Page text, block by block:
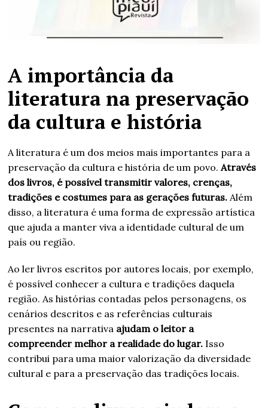
A importância da
literatura na preservação
da cultura e história
A literatura é um dos meios mais importantes para a
preservação da cultura e história de um povo.Através
dos livros, é possível transmitir valores, crenças,
tradições e costumes para as gerações futuras.Além
disso, a literatura é uma forma de expressão artística
que ajuda a manter viva a identidade cultural de um
país ou região.
Ao ler livros escritos por autores locais, por exemplo,
é possível conhecer a cultura e tradições daquela
região. As histórias contadas pelos personagens, os
cenários descritos e as referências culturais
presentes na narrativa ajudam o leitor a
compreender melhor a realidade do lugar. Isso
contribui para uma maior valorização da diversidade
cultural e para a preservação das tradições locais.